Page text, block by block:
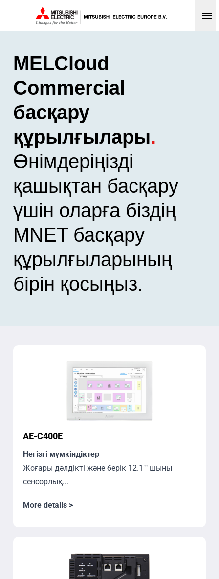
MELCloud
Commercial
басқару
құрылғылары.
Өнімдеріңізді
қашықтан басқару
үшін оларға біздің
MNET басқару
құрылғыларының
бірін қосыңыз.
AE-C400E
Негізгі мүмкіндіктер
Жоғары дәлдікті және берік 12.1"" шыны
сенсорлық...
More details >